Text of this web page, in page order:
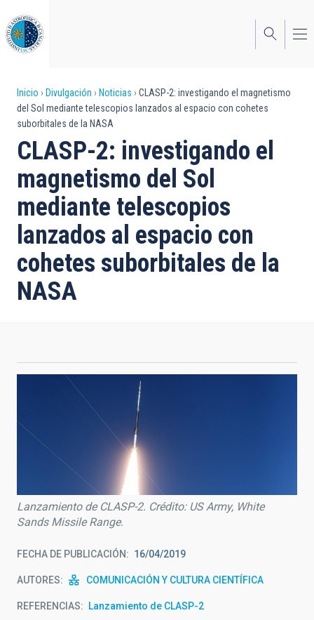
al
contenido
principal
Sobrescribir
enlaces
de
ayuda
a
la
navegación
Inicio Divulgación Noticias
CLASP-2: investigando el magnetismo
del Sol mediante telescopios lanzados al espacio con cohetes
suborbitales de la NASA
CLASP-2: investigando el
magnetismo del Sol
mediante telescopios
lanzados al espacio con
cohetes suborbitales de la
NASA
Lanzamiento de CLASP-2. Crédito: US Army, White
Sands Missile Range.
FECHA DE PUBLICACIÓN 16/04/2019
AUTORES COMUNICACIÓN Y CULTURA CIENTÍFICA
REFERENCIAS Lanzamiento de CLASP-2